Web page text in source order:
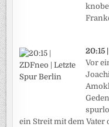
20:15
Vor
ein Streit mit dem